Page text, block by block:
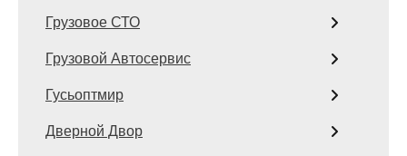
Грузовое СТО
Грузовой Автосервис
Гусьоптмир
Дверной Двор